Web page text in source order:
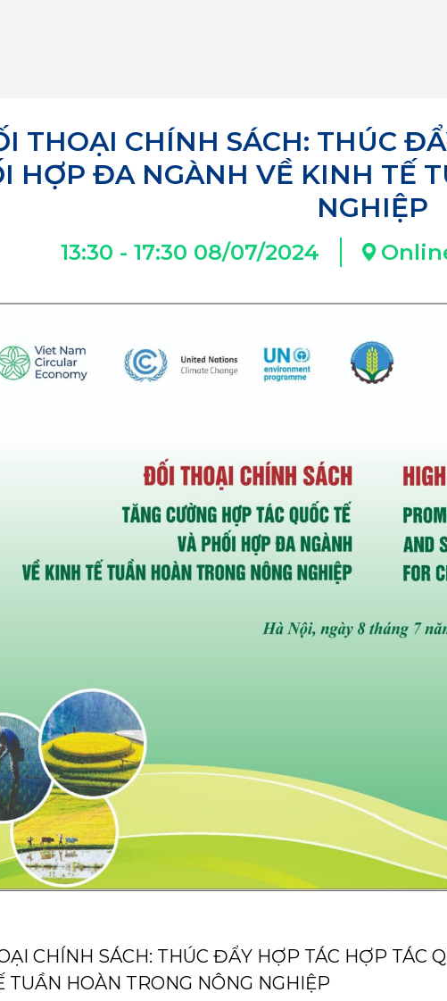
THOẠI CHÍNH SÁCH: THÚC
HỢP ĐA NGÀNH VỀ KINH TẾ
NGHIỆP
13:30 - 17:30 08/07/2024
CHÍNH SÁCH: THÚC ĐẨY HỢP TÁC HỢP TÁC
TUẦN HOÀN TRONG NÔNG NGHIỆP